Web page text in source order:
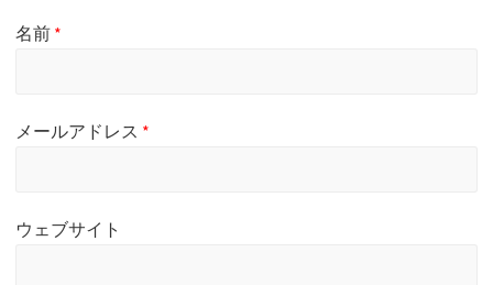
名前 *
メールアドレス *
ウェブサイト